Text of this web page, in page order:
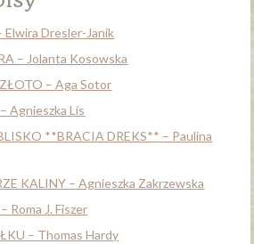
Elwira Dresler-Janik
– Jolanta Kosowska
– Aga Sotor
Agnieszka Lis
**BRACIA DREKS** – Paulina
KALINY – Agnieszka Zakrzewska
Roma J. Fiszer
– Thomas Hardy